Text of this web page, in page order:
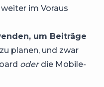
im Voraus
um Beiträge
zu planen, und zwar
oder die Mobile-